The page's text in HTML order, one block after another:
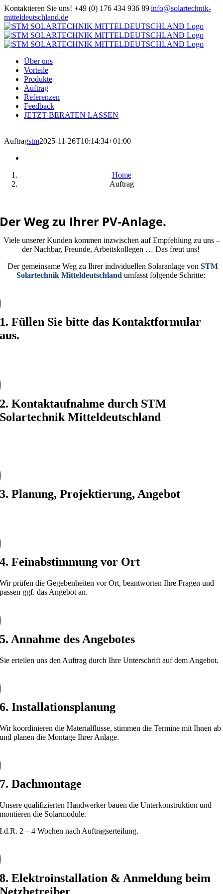
Zum
Inhalt
springen
Kontaktieren Sie uns! +49 (0) 176 434 936 89|info@solartechnik-
mitteldeutschland.de
Über uns
Vorteile
Produkte
Auftrag
Referenzen
Feedback
JETZT BERATEN LASSEN
Auftragstm2025-11-26T10:14:34+01:00
Home
Auftrag
Der Weg zu Ihrer PV-Anlage.
Viele unserer Kunden kommen inzwischen auf Empfehlung zu uns –
der Nachbar, Freunde, Arbeitskollegen … Das freut uns!
Der gemeinsame Weg zu Ihrer individuellen Solaranlage von STM
Solartechnik Mitteldeutschland umfasst folgende Schritte:
1. Füllen Sie bitte das Kontaktformular
aus.
2. Kontaktaufnahme durch STM
Solartechnik Mitteldeutschland
3. Planung, Projektierung, Angebot
4. Feinabstimmung vor Ort
Wir prüfen die Gegebenheiten vor Ort, beantworten Ihre Fragen und
passen ggf. das Angebot an.
5. Annahme des Angebotes
Sie erteilen uns den Auftrag durch Ihre Unterschrift auf dem Angebot.
6. Installationsplanung
Wir koordinieren die Materialflüsse, stimmen die Termine mit Ihnen ab
und planen die Montage Ihrer Anlage.
7. Dachmontage
Unsere qualifizierten Handwerker bauen die Unterkonstruktion und
montieren die Solarmodule.
I.d.R. 2 – 4 Wochen nach Auftragserteilung.
8. Elektroinstallation & Anmeldung beim
Netzbetreiber